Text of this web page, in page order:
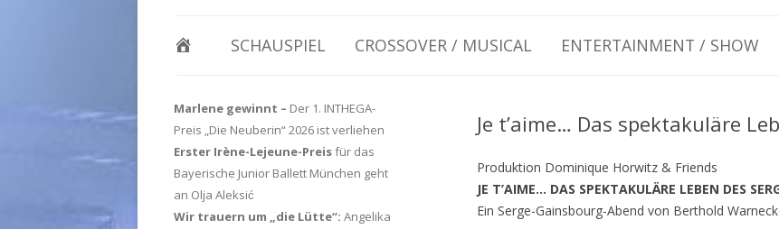
SCHAUSPIEL CROSSOVER / MUSICAL ENTERTAINMENT / SHOW
Je t’aime… Das spektakuläre
Produktion Dominique Horwitz & Friends
JE T’AIME… DAS SPEKTAKULÄRE LEBEN DES
Ein Serge-Gainsbourg-Abend von Berthold
Marlene gewinnt – Der 1. INTHEGA-
Preis „Die Neuberin“ 2026 ist verliehen
Erster Irène-Lejeune-Preisfür das
Bayerische Junior Ballett München geht
an Olja Aleksić
Wir trauern um „die Lütte“: Angelika